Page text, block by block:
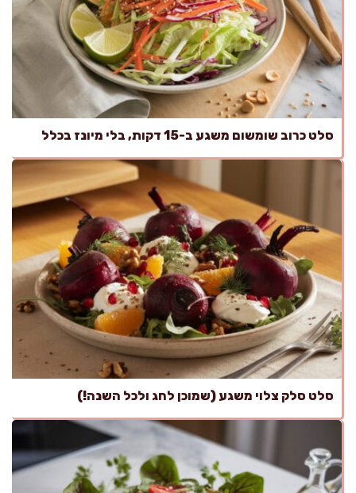
סלט כרוב שומשום משגע ב-15 דקות, בלי מיונז בכלל
סלט סלק צלוי משגע (שמוכן לחג ולכל השנה!)